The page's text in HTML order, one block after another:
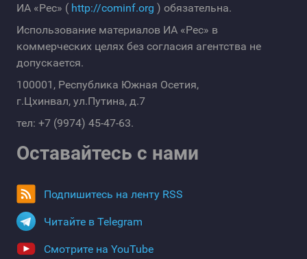
ИА «Рес» ( http://cominf.org ) обязательна.
Использование материалов ИА «Рес» в
коммерческих целях без согласия агентства не
допускается.
100001, Республика Южная Осетия,
г.Цхинвал, ул.Путина, д.7
тел: +7 (9974) 45-47-63.
Оставайтесь с нами
Подпишитесь на ленту RSS
Читайте в Telegram
Смотрите на YouTube